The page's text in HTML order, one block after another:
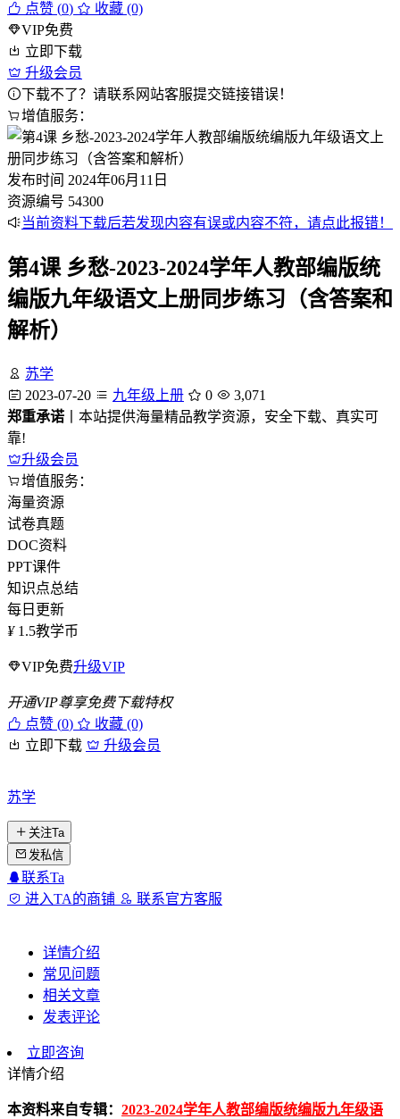
点赞 (0)
收藏 (0)
VIP免费
立即下载
升级会员
下载不了？请联系网站客服提交链接错误！
增值服务：
发布时间 2024年06月11日
资源编号 54300
当前资料下载后若发现内容有误或内容不符，请点此报错！
第4课 乡愁-2023-2024学年人教部编版统
编版九年级语文上册同步练习（含答案和
解析）
苏学
2023-07-20
九年级上册 0
3,071
郑重承诺 丨本站提供海量精品教学资源，安全下载、真实可
靠!
升级会员
增值服务：
海量资源
试卷真题
DOC资料
PPT课件
知识点总结
每日更新
¥ 1.5教学币
VIP免费升级VIP
开通VIP尊享免费下载特权
点赞 (0)
收藏 (0)
立即下载
升级会员
苏学
关注Ta
发私信
联系Ta
进入TA的商铺
联系官方客服
详情介绍
常见问题
相关文章
发表评论
立即咨询
详情介绍
本资料来自专辑： 2023-2024学年人教部编版统编版九年级语